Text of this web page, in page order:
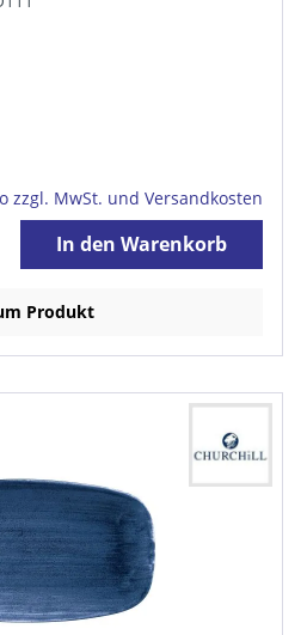
zzgl. MwSt. und Versandkosten
In den Warenkorb
Produkt